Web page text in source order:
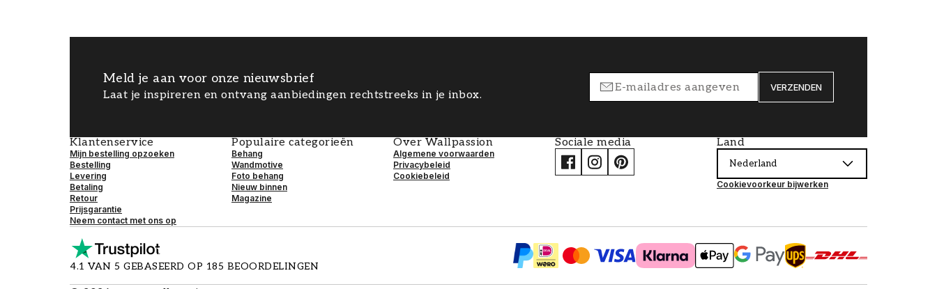
Meld je aan voor onze nieuwsbrief
Laat je inspireren en ontvang aanbiedingen rechtstreeks in je inbox.
VERZENDEN
Klantenservice
Mijn bestelling opzoeken
Bestelling
Levering
Betaling
Retour
Prijsgarantie
Neem contact met ons op
Populaire categorieën
Behang
Wandmotive
Foto behang
Nieuw binnen
Magazine
Over Wallpassion
Algemene voorwaarden
Privacybeleid
Cookiebeleid
Sociale media Land
Nederland
Cookievoorkeur bijwerken
4.1 VAN 5 GEBASEERD OP 185 BEOORDELINGEN